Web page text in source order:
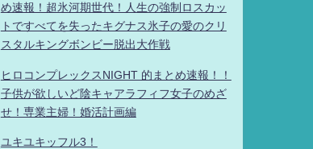
め速報！超氷河期世代！人生の強制ロスカッ
トですべてを失ったキグナス氷子の愛のクリ
スタルキングボンビー脱出大作戦
ヒロコンプレックスNIGHT 的まとめ速報！！
子供が欲しいど陰キャアラフィフ女子のめざ
せ！専業主婦！婚活計画編
ユキユキッフル3！